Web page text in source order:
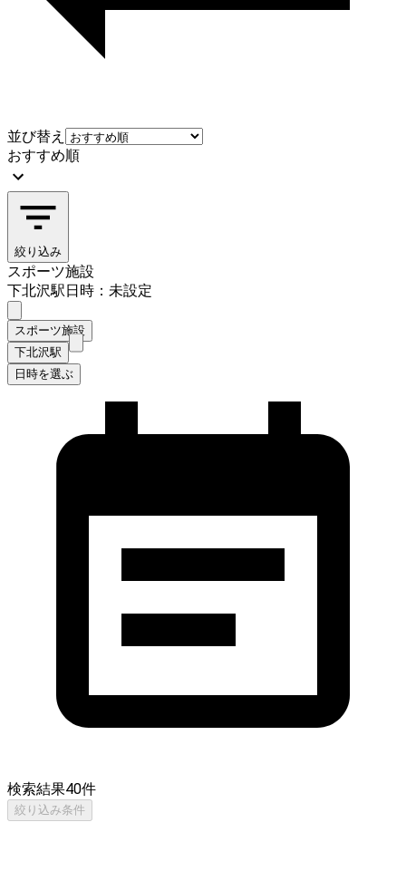
並び替え
おすすめ順
絞り込み
スポーツ施設
下北沢駅日時：未設定
スポーツ施設
下北沢駅
日時を選ぶ
検索結果40件
絞り込み条件